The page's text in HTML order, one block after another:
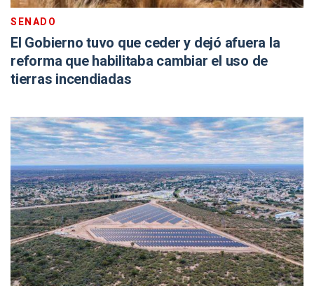
SENADO
El Gobierno tuvo que ceder y dejó afuera la
reforma que habilitaba cambiar el uso de
tierras incendiadas